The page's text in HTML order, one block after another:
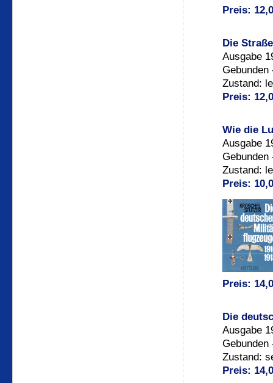
Preis:
Die
Ausgabe
Zustand:
Preis:
Wie die
Ausgabe
Zustand:
Preis:
Preis:
Die
Ausgabe
Gebunden
Zustand:
Preis: